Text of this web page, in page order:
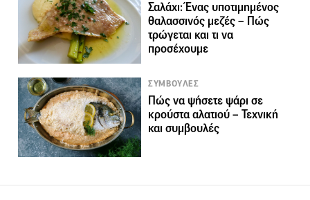
Σαλάχι: Ένας υποτιμημένος
θαλασσινός μεζές – Πώς
τρώγεται και τι να
προσέχουμε
ΣΥΜΒΟΥΛΕΣ
Πώς να ψήσετε ψάρι σε
κρούστα αλατιού – Τεχνική
και συμβουλές